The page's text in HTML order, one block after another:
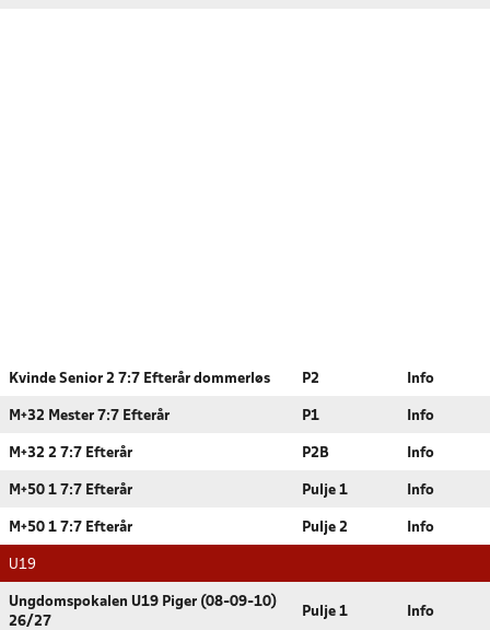
Kvinde Senior 2 7:7 Efterår dommerløs P2 Info
M+32 Mester 7:7 Efterår P1 Info
M+32 2 7:7 Efterår P2B Info
M+50 1 7:7 Efterår Pulje 1 Info
M+50 1 7:7 Efterår Pulje 2 Info
U19
Ungdomspokalen U19 Piger (08-09-10)
26/27
Pulje 1 Info